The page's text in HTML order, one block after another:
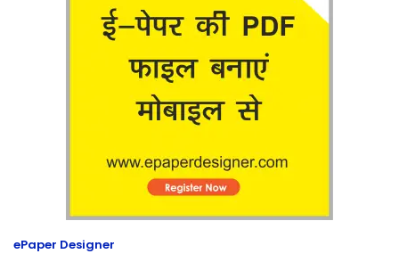
ePaper Designer